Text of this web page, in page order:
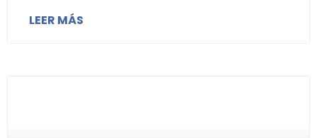
LEER MÁS